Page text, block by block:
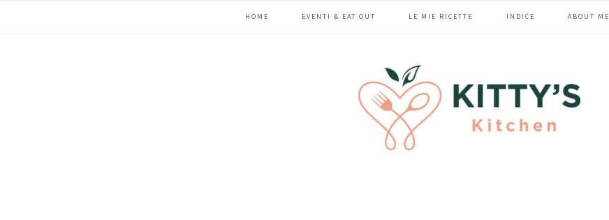
HOME EVENTI & EAT OUT LE MIE RICETTE INDICE ABOUT ME